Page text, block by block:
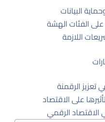
البيانات
على الفئات الهشة
اللازمة
تعزيز الرقمنة
على الاقتصاد
الاقتصاد الرقمي